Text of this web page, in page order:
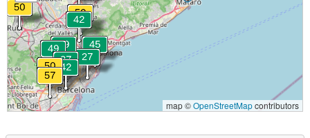
map ©OpenStreetMapcontributors